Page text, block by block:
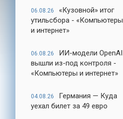
06.08.26
«Кузовной» итог
утильсбора - «Компьютеры
и интернет»
06.08.26
ИИ-модели OpenAI
вышли из-под контроля -
«Компьютеры и интернет»
04.08.26
Германия — Куда
уехал билет за 49 евро